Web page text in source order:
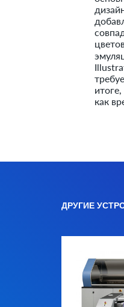
как
ДРУГИЕ